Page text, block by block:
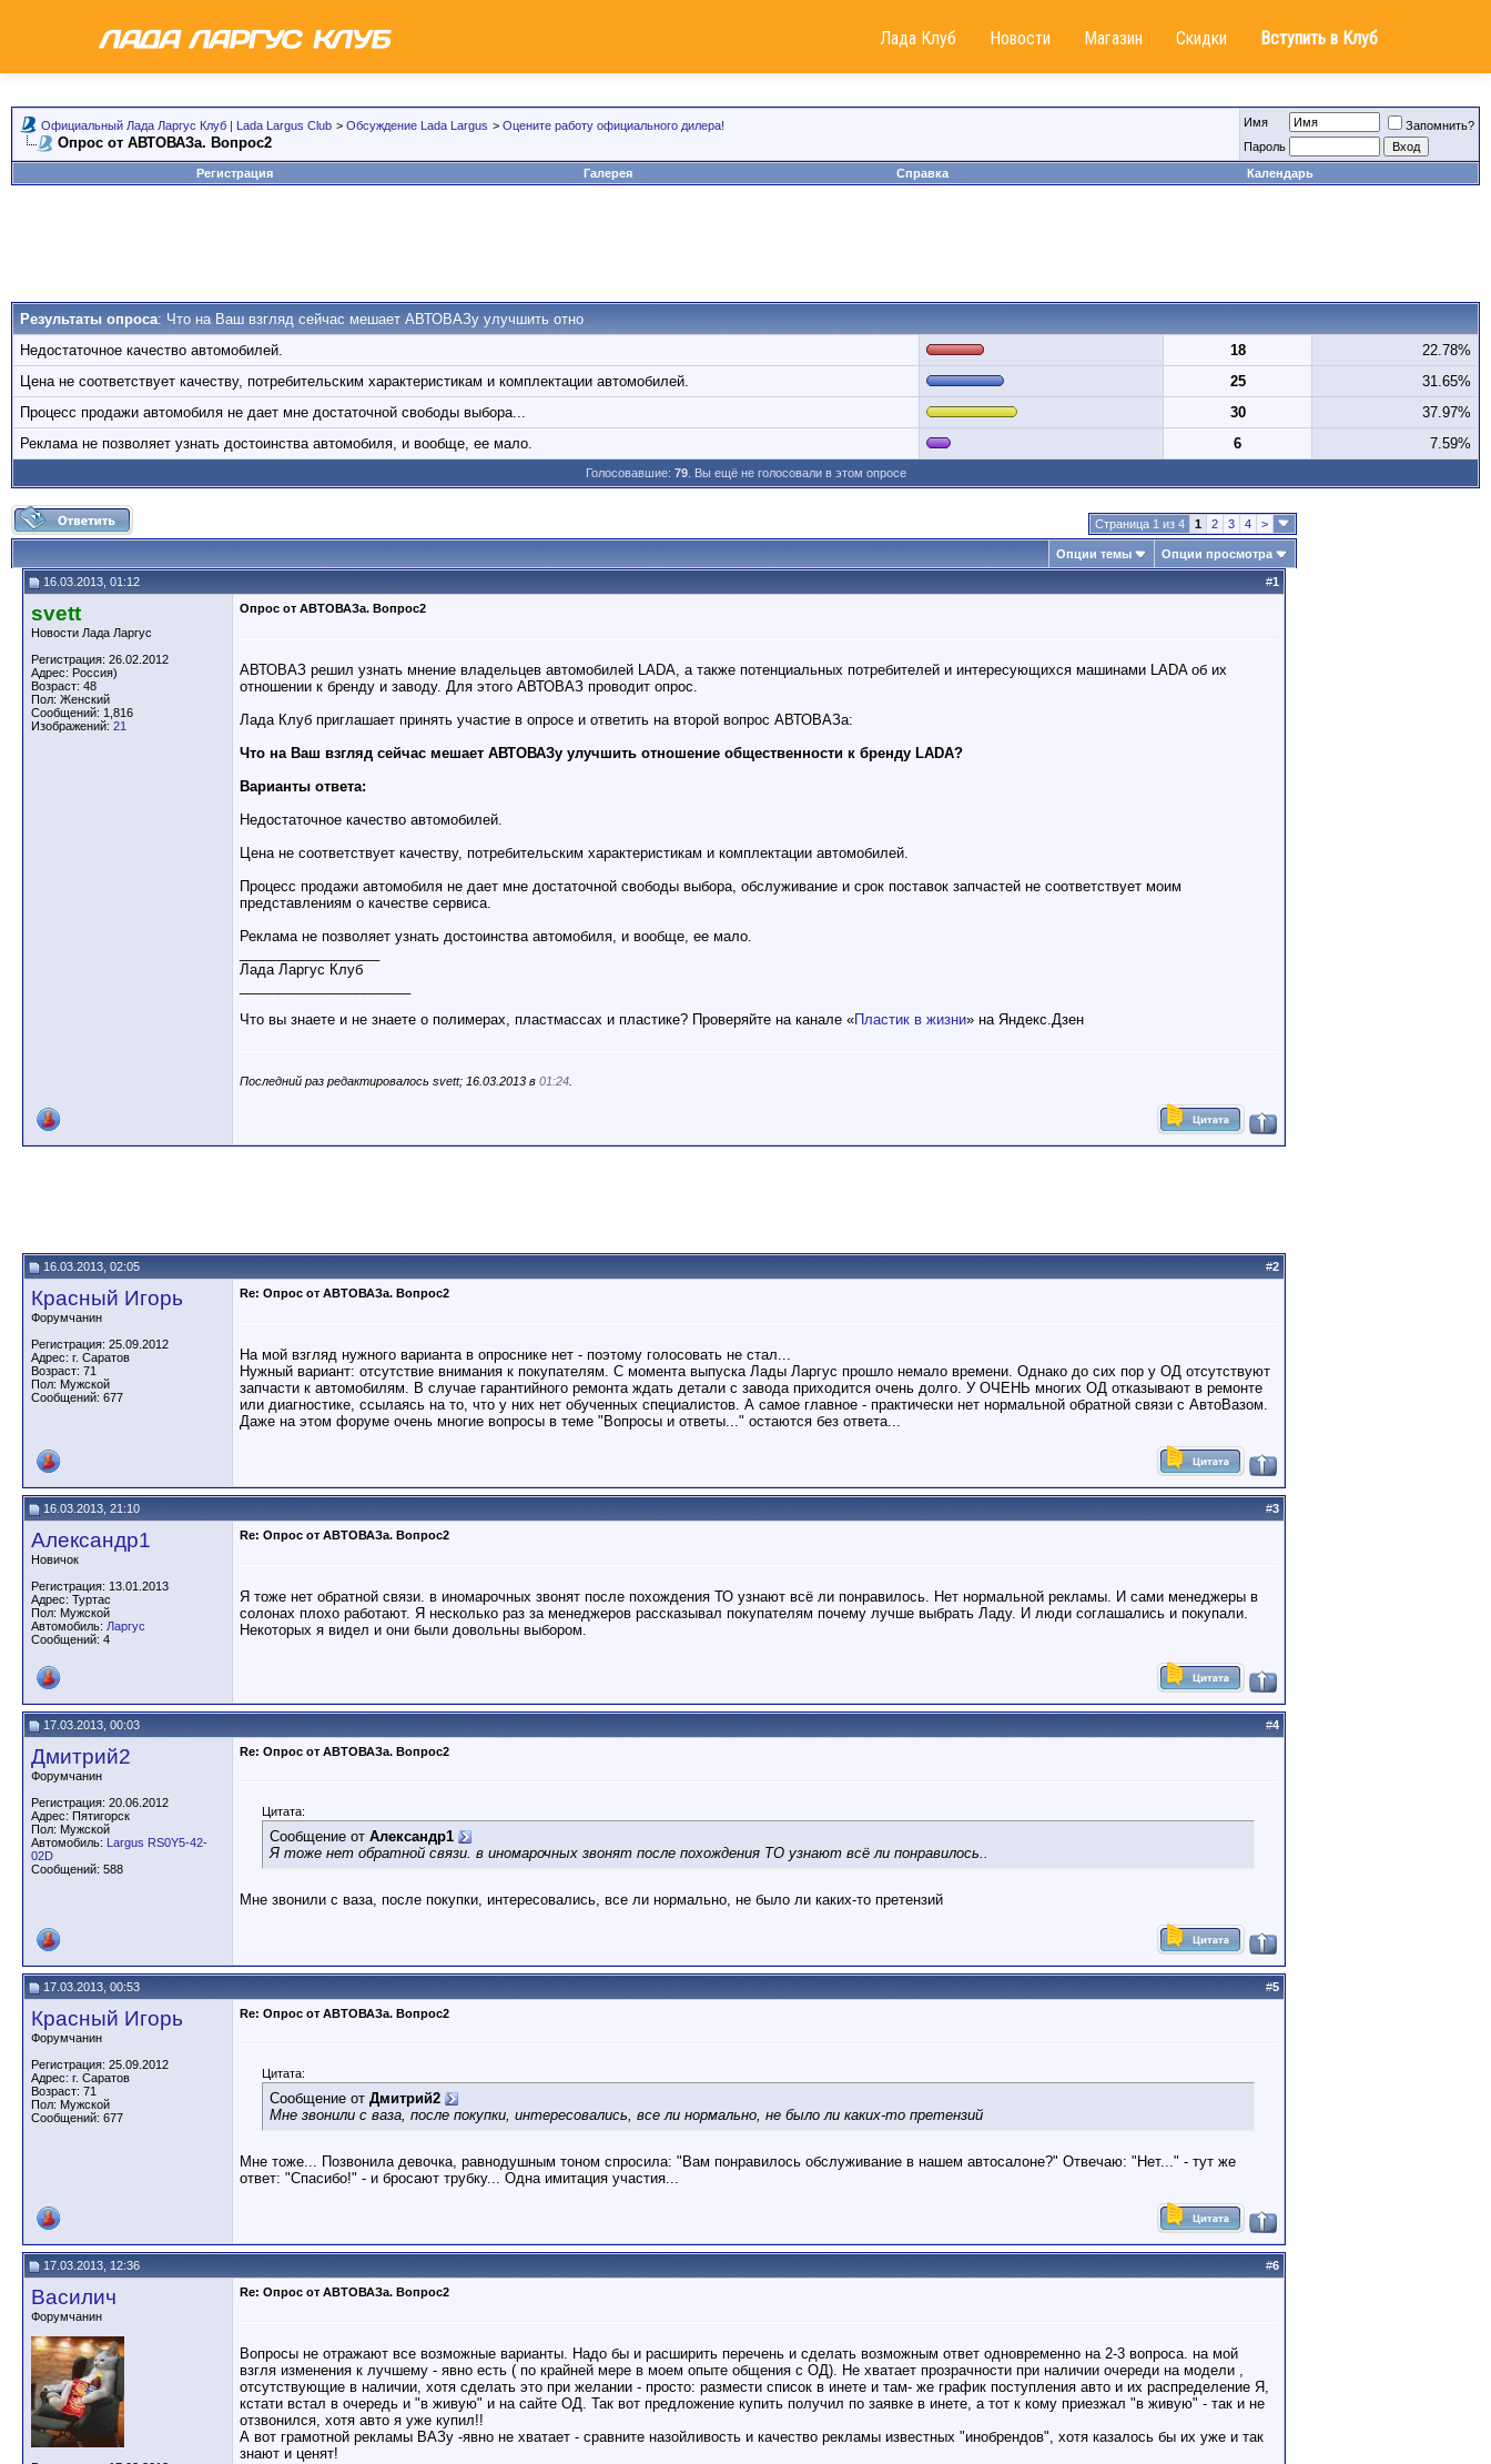
Лада Клуб Новости Магазин Скидки Вступить в Клуб
Официальный Лада Ларгус Клуб | Lada Largus Club > Обсуждение Lada Largus > Оцените работу официального дилера!
Опрос от АВТОВАЗа. Вопрос2
Имя
Запомнить?
Пароль
Регистрация
Галерея Справка Календарь
Результаты опроса: Что на Ваш взгляд сейчас мешает АВТОВАЗу улучшить отно
Недостаточное качество автомобилей.
18
22.78%
Цена не соответствует качеству, потребительским характеристикам и комплектации автомобилей.
25
31.65%
Процесс продажи автомобиля не дает мне достаточной свободы выбора...
30
37.97%
Реклама не позволяет узнать достоинства автомобиля, и вообще, ее мало.
6 7.59%
Голосовавшие: 79. Вы ещё не голосовали в этом опросе
Страница 1 из 4 1 2 3 4 >
Опции темы Опции просмотра
16.03.2013, 01:12 #1
svett
Новости Лада Ларгус
Регистрация: 26.02.2012
Адрес: Россия)
Возраст: 48
Пол: Женский
Сообщений: 1,816
Изображений: 21
Опрос от АВТОВАЗа. Вопрос2
АВТОВАЗ решил узнать мнение владельцев автомобилей LADA, а также потенциальных потребителей и интересующихся машинами LADA об их
отношении к бренду и заводу. Для этого АВТОВАЗ проводит опрос.
Лада Клуб приглашает принять участие в опросе и ответить на второй вопрос АВТОВАЗа:
Что на Ваш взгляд сейчас мешает АВТОВАЗу улучшить отношение общественности к бренду LADA?
Варианты ответа:
Недостаточное качество автомобилей.
Цена не соответствует качеству, потребительским характеристикам и комплектации автомобилей.
Процесс продажи автомобиля не дает мне достаточной свободы выбора, обслуживание и срок поставок запчастей не соответствует моим
представлениям о качестве сервиса.
Реклама не позволяет узнать достоинства автомобиля, и вообще, ее мало.
Лада Ларгус Клуб
Что вы знаете и не знаете о полимерах, пластмассах и пластике? Проверяйте на канале «Пластик в жизни» на Яндекс.Дзен
Последний раз редактировалось svett; 16.03.2013 в 01:24
16.03.2013, 02:05 #2
Красный Игорь
Форумчанин
Регистрация: 25.09.2012
Адрес: г. Саратов
Возраст: 71
Пол: Мужской
Сообщений: 677
Re: Опрос от АВТОВАЗа. Вопрос2
На мой взгляд нужного варианта в опроснике нет - поэтому голосовать не стал...
Нужный вариант: отсутствие внимания к покупателям. С момента выпуска Лады Ларгус прошло немало времени. Однако до сих пор у ОД отсутствуют
запчасти к автомобилям. В случае гарантийного ремонта ждать детали с завода приходится очень долго. У ОЧЕНЬ многих ОД отказывают в ремонте
или диагностике, ссылаясь на то, что у них нет обученных специалистов. А самое главное - практически нет нормальной обратной связи с АвтоВазом.
Даже на этом форуме очень многие вопросы в теме "Вопросы и ответы..." остаются без ответа...
16.03.2013, 21:10 #3
Александр1
Новичок
Регистрация: 13.01.2013
Адрес: Туртас
Пол: Мужской
Автомобиль: Ларгус
Сообщений: 4
Re: Опрос от АВТОВАЗа. Вопрос2
Я тоже нет обратной связи. в иномарочных звонят после похождения ТО узнают всё ли понравилось. Нет нормальной рекламы. И сами менеджеры в
солонах плохо работают. Я несколько раз за менеджеров рассказывал покупателям почему лучше выбрать Ладу. И люди соглашались и покупали.
Некоторых я видел и они были довольны выбором.
17.03.2013, 00:03 #4
Дмитрий2
Форумчанин
Регистрация: 20.06.2012
Адрес: Пятигорск
Пол: Мужской
Автомобиль: Largus RS0Y5-42-
02D
Сообщений: 588
Re: Опрос от АВТОВАЗа. Вопрос2
Цитата:
Сообщение от Александр1
Я тоже нет обратной связи. в иномарочных звонят после похождения ТО узнают всё ли понравилось..
Мне звонили с ваза, после покупки, интересовались, все ли нормально, не было ли каких-то претензий
17.03.2013, 00:53 #5
Красный Игорь
Форумчанин
Регистрация: 25.09.2012
Адрес: г. Саратов
Возраст: 71
Пол: Мужской
Сообщений: 677
Re: Опрос от АВТОВАЗа. Вопрос2
Цитата:
Сообщение от Дмитрий2
Мне звонили с ваза, после покупки, интересовались, все ли нормально, не было ли каких-то претензий
Мне тоже... Позвонила девочка, равнодушным тоном спросила: "Вам понравилось обслуживание в нашем автосалоне?" Отвечаю: "Нет..." - тут же
ответ: "Спасибо!" - и бросают трубку... Одна имитация участия...
17.03.2013, 12:36 #6
Василич
Форумчанин
Re: Опрос от АВТОВАЗа. Вопрос2
Вопросы не отражают все возможные варианты. Надо бы и расширить перечень и сделать возможным ответ одновременно на 2-3 вопроса. на мой
взгля изменения к лучшему - явно есть ( по крайней мере в моем опыте общения с ОД). Не хватает прозрачности при наличии очереди на модели ,
отсутствующие в наличии, хотя сделать это при желании - просто: размести список в инете и там- же график поступления авто и их распределение Я,
кстати встал в очередь и "в живую" и на сайте ОД. Так вот предложение купить получил по заявке в инете, а тот к кому приезжал "в живую" - так и не
отзвонился, хотя авто я уже купил!!
А вот грамотной рекламы ВАЗу -явно не хватает - сравните назойливость и качество рекламы известных "инобрендов", хотя казалось бы их уже и так
знают и ценят!